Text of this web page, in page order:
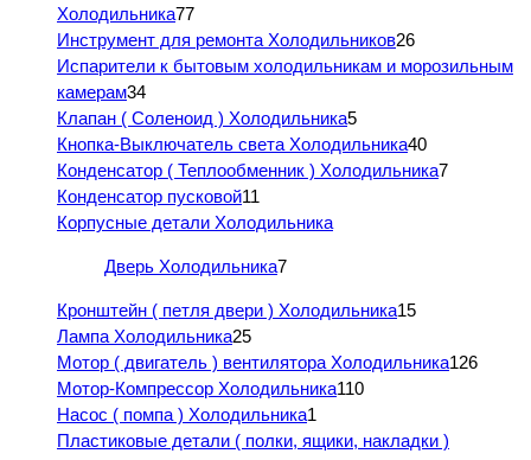
Холодильника77
Инструмент для ремонта Холодильников26
Испарители к бытовым холодильникам и морозильным
камерам34
Клапан ( Соленоид ) Холодильника5
Кнопка-Выключатель света Холодильника40
Конденсатор ( Теплообменник ) Холодильника7
Конденсатор пусковой11
Корпусные детали Холодильника
Дверь Холодильника7
Кронштейн ( петля двери ) Холодильника15
Лампа Холодильника25
Мотор ( двигатель ) вентилятора Холодильника126
Мотор-Компрессор Холодильника110
Насос ( помпа ) Холодильника1
Пластиковые детали ( полки, ящики, накладки )